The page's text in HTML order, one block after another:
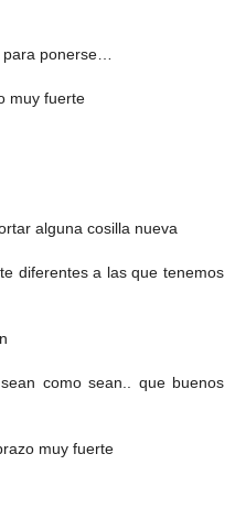
para ponerse…
muy fuerte
alguna cosilla nueva
diferentes a las que tenemos
como sean.. que buenos
muy fuerte